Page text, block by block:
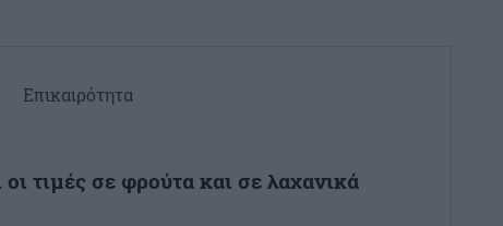
Επικαιρότητα
τιμές σε φρούτα και σε λαχανικά